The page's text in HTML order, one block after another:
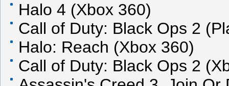
Halo 4 (Xbox 360)
Call of Duty: Black Ops 2
Halo: Reach (Xbox 360)
Call of Duty: Black Ops 2